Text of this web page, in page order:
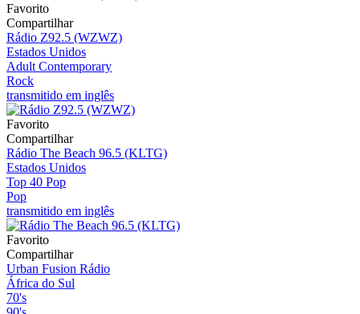
Favorito
Compartilhar
Rádio Z92.5 (WZWZ)
Estados Unidos
Adult Contemporary
Rock
transmitido em inglês
Favorito
Compartilhar
Rádio The Beach 96.5 (KLTG)
Estados Unidos
Top 40 Pop
Pop
transmitido em inglês
Favorito
Compartilhar
Urban Fusion Rádio
África do Sul
70's